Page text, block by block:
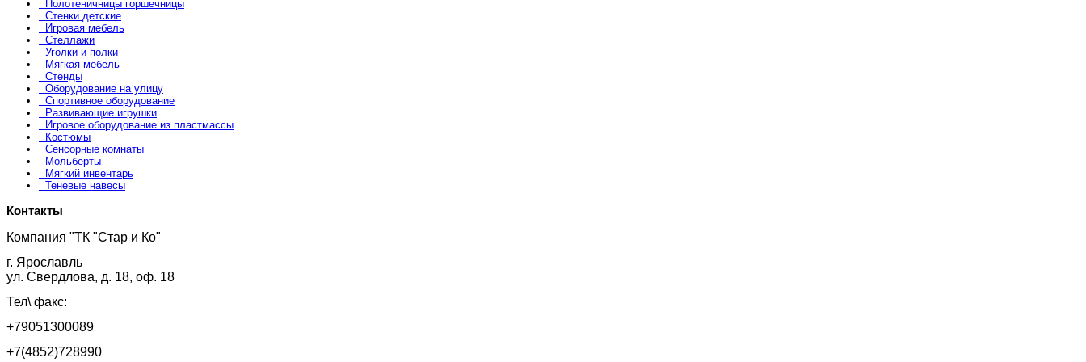
Полотеничницы горшечницы
Стенки детские
Игровая мебель
Стеллажи
Уголки и полки
Мягкая мебель
Стенды
Оборудование на улицу
Спортивное оборудование
Развивающие игрушки
Игровое оборудование из пластмассы
Костюмы
Сенсорные комнаты
Мольберты
Мягкий инвентарь
Теневые навесы
Контакты
Компания "ТК "Стар и Ко"
г. Ярославль
ул. Свердлова, д. 18, оф. 18
Тел\ факс:
+79051300089
+7(4852)728990